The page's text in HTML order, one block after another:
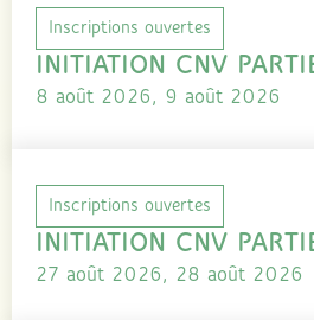
Inscriptions ouvertes
INITIATION CNV
8 août 2026, 9 août 2026
Inscriptions ouvertes
INITIATION CNV
27 août 2026, 28 août 2026